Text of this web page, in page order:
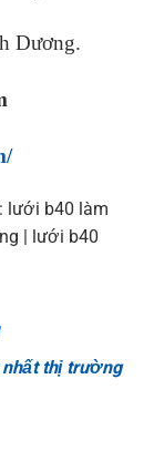
Dương.
lưới b40 làm
| lưới b40
thị trường